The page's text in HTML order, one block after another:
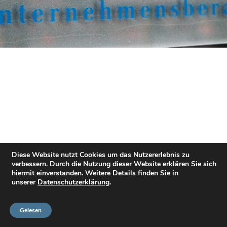
Diese Website nutzt Cookies um das Nutzererlebnis zu
verbessern. Durch die Nutzung dieser Website erklären Sie sich
hiermit einverstanden. Weitere Details finden Sie in
unserer Datenschutzerklärung.
Gelesen